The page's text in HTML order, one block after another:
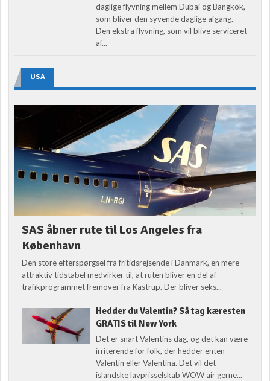
daglige flyvning mellem Dubai og Bangkok,
som bliver den syvende daglige afgang.
Den ekstra flyvning, som vil blive serviceret
af...
USA
SAS åbner rute til Los Angeles fra
København
Den store efterspørgsel fra fritidsrejsende i Danmark, en mere
attraktiv tidstabel medvirker til, at ruten bliver en del af
trafikprogrammet fremover fra Kastrup. Der bliver seks...
Hedder du Valentin? Så tag kæresten
GRATIS til New York
Det er snart Valentins dag, og det kan være
irriterende for folk, der hedder enten
Valentin eller Valentina. Det vil det
islandske lavprisselskab WOW air gerne...